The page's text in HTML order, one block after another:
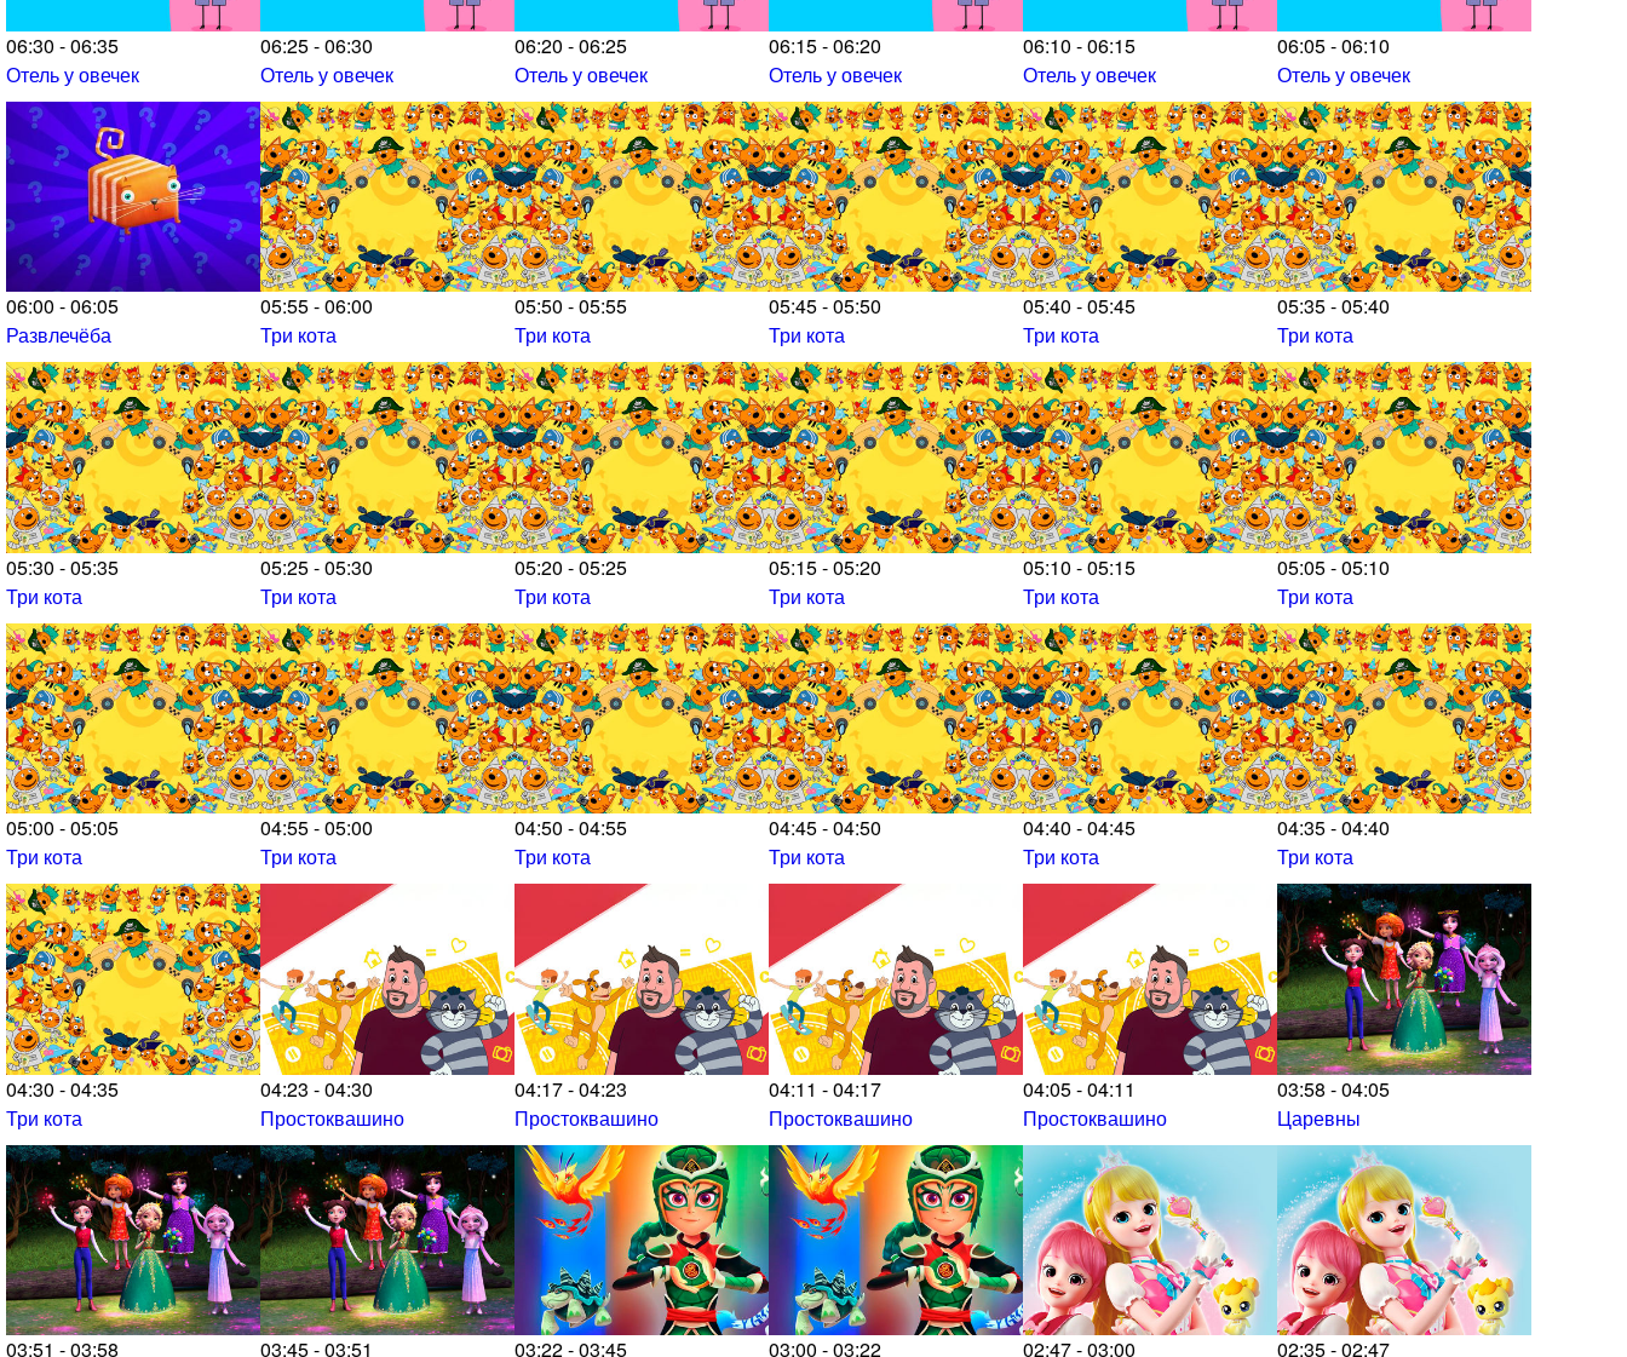
06:30 - 06:35
Отель у овечек
06:25 - 06:30
Отель у овечек
06:20 - 06:25
Отель у овечек
06:15 - 06:20
Отель у овечек
06:10 - 06:15
Отель у овечек
06:05 - 06:10
Отель у овечек
06:00 - 06:05
Развлечёба
05:55 - 06:00
Три кота
05:50 - 05:55
Три кота
05:45 - 05:50
Три кота
05:40 - 05:45
Три кота
05:35 - 05:40
Три кота
05:30 - 05:35
Три кота
05:25 - 05:30
Три кота
05:20 - 05:25
Три кота
05:15 - 05:20
Три кота
05:10 - 05:15
Три кота
05:05 - 05:10
Три кота
05:00 - 05:05
Три кота
04:55 - 05:00
Три кота
04:50 - 04:55
Три кота
04:45 - 04:50
Три кота
04:40 - 04:45
Три кота
04:35 - 04:40
Три кота
04:30 - 04:35
Три кота
04:23 - 04:30
Простоквашино
04:17 - 04:23
Простоквашино
04:11 - 04:17
Простоквашино
04:05 - 04:11
Простоквашино
03:58 - 04:05
Царевны
03:51 - 03:58 03:45 - 03:51 03:22 - 03:45 03:00 - 03:22 02:47 - 03:00 02:35 - 02:47